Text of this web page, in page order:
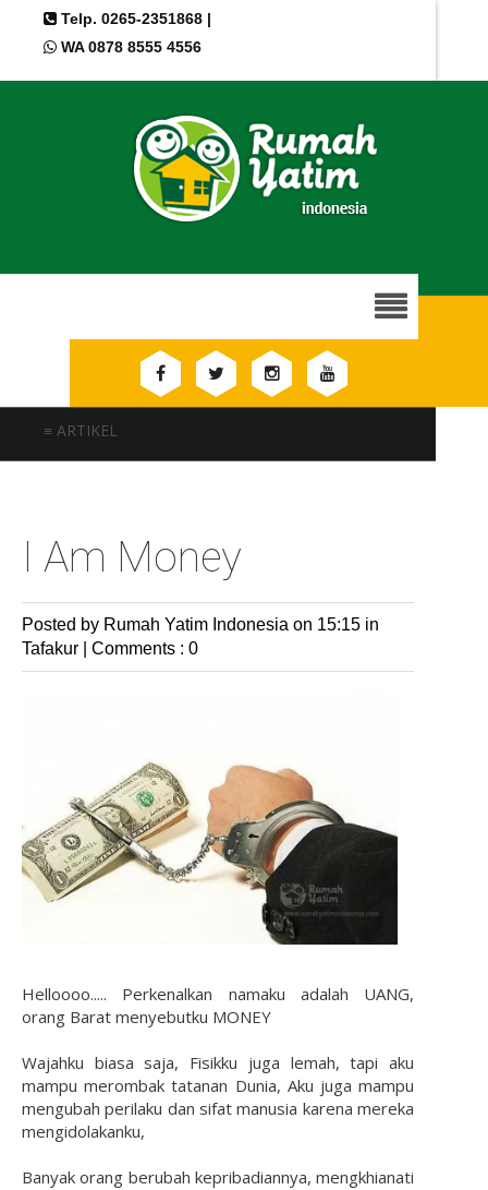
Telp. 0265-2351868 |
WA 0878 8555 4556
≡ ARTIKEL
I Am Money
Posted by Rumah Yatim Indonesia on 15:15 in
Tafakur
Comments : 0
Helloooo..... Perkenalkan namaku adalah UANG,
orang Barat menyebutku MONEY
Wajahku biasa saja, Fisikku juga lemah, tapi aku
mampu merombak tatanan Dunia, Aku juga mampu
mengubah perilaku dan sifat manusia karena mereka
mengidolakanku,
Banyak orang berubah kepribadiannya, mengkhianati